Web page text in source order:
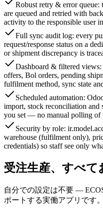
Robust retry & error
are queued and retried with
activity to the responsible user
Full sync audit log: every
request/response status on a
or shipment discrepancy is
Dashboard & filtered
offers, Bol orders, pending
fulfilment method, sync state
Scheduled automation:
import, stock reconciliation and
you set — no manual polling of
Security by role:
warehouse (fulfilment only),
credentials) so staff see only
受注生産、すべて
自分での設定は不要 —
ポートする実働アプリです。